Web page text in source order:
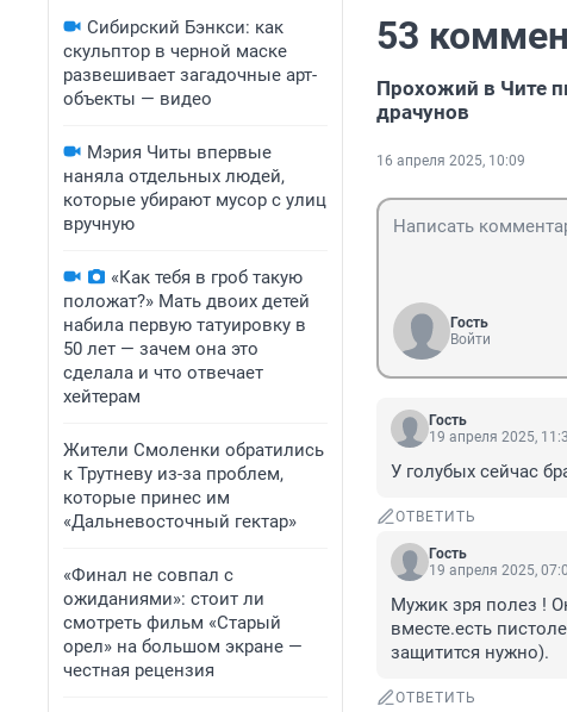
Сибирский Бэнкси: как
скульптор в черной маске
развешивает загадочные арт-
объекты — видео
Мэрия Читы впервые
наняла отдельных людей,
которые убирают мусор с улиц
вручную
«Как тебя в гроб такую
положат?» Мать двоих детей
набила первую татуировку в
50 лет — зачем она это
сделала и что отвечает
хейтерам
Жители Смоленки обратились
к Трутневу из-за проблем,
которые принес им
«Дальневосточный гектар»
«Финал не совпал с
ожиданиями»: стоит ли
смотреть фильм «Старый
орел» на большом экране —
честная рецензия
53
Прохожий в Чите
драчунов
16 апреля 2025, 10:09
Гость
Войти
Гость
19 апреля 2025,
У голубых сейчас
ОТВЕТИТЬ
Гость
19 апреля 2025,
Мужик зря полез !
вместе.есть
защитится нужно).
ОТВЕТИТЬ